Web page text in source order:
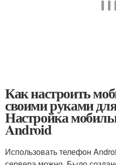
Как настроить
своими руками
Настройка
Android
Использовать телефон